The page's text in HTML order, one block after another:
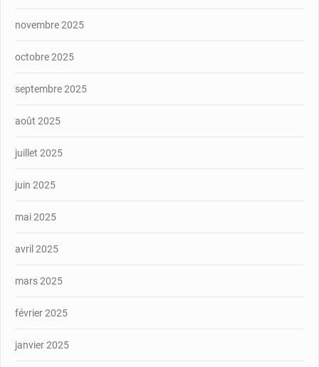
novembre 2025
octobre 2025
septembre 2025
août 2025
juillet 2025
juin 2025
mai 2025
avril 2025
mars 2025
février 2025
janvier 2025